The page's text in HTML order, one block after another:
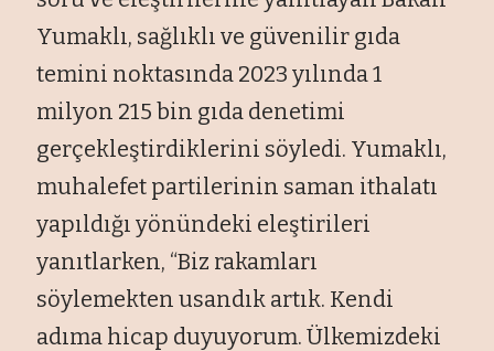
Yumaklı, sağlıklı ve güvenilir gıda
temini noktasında 2023 yılında 1
milyon 215 bin gıda denetimi
gerçekleştirdiklerini söyledi. Yumaklı,
muhalefet partilerinin saman ithalatı
yapıldığı yönündeki eleştirileri
yanıtlarken, “Biz rakamları
söylemekten usandık artık. Kendi
adıma hicap duyuyorum. Ülkemizdeki